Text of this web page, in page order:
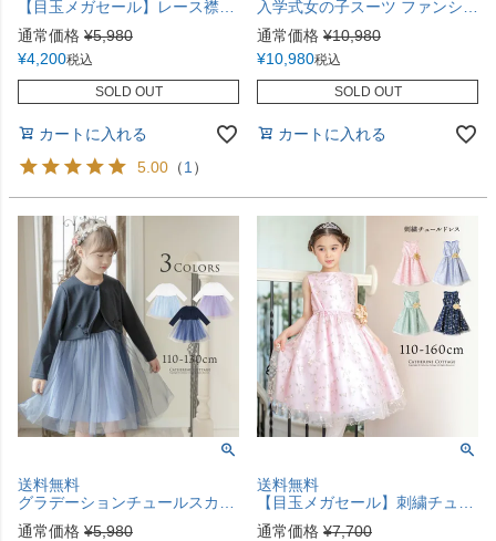
【目玉メガセール】レース襟チュールスカートワンピース スーツセット フォーマル 女子スーツ キャサリンコテージ TAK
通常価格 ¥5,980
¥4,200税込
SOLD OUT
カートに入れる
5.00 （1 ）
入学式女の子スーツ ファンシーツイードジャケット＆チュールワンピース スーツセット 女子スーツ きちんとワンピース キャサリンコテージ TAK
通常価格 ¥10,980
¥10,980税込
SOLD OUT
カートに入れる
送料無料
グラデーションチュールスカートスーツ 女子スーツ 子供スーツ セットアップ フォーマル きちんとワンピース キャサリンコテージ TAK
通常価格 ¥5,980
送料無料
【目玉メガセール】刺繍チュールドレス フォーマル きちんとワンピース 子供ドレス TAK キャサリンコテージ
通常価格 ¥7,700